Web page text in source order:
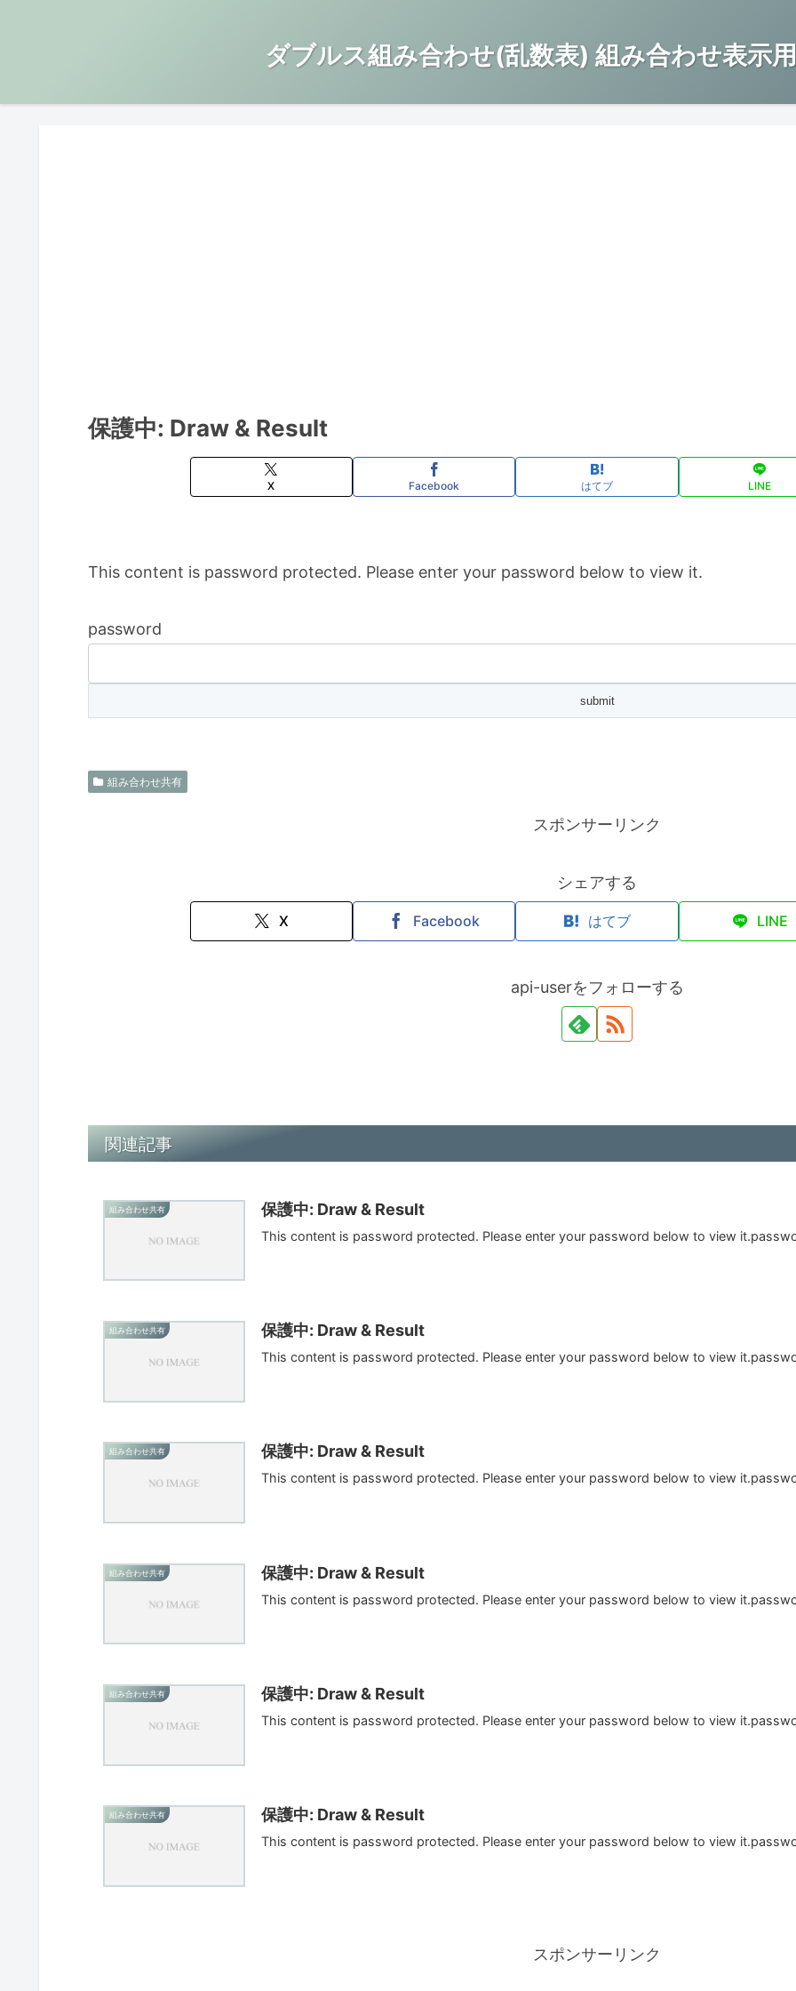
ダブルス組み合わせ(乱数表) 組み合わせ表示
保護中: Draw & Result
X Facebook はてブ LINE
This content is password protected. Please enter your password below to view it.
password
組み合わせ共有
スポンサーリンク
シェアする
X Facebook はてブ LINE
api-userをフォローする
関連記事
組み合わせ共有 保護中: Draw & Result
This content is password protected. Please enter your password below to view
組み合わせ共有 保護中: Draw & Result
This content is password protected. Please enter your password below to view
組み合わせ共有 保護中: Draw & Result
This content is password protected. Please enter your password below to view
組み合わせ共有 保護中: Draw & Result
This content is password protected. Please enter your password below to view
組み合わせ共有 保護中: Draw & Result
This content is password protected. Please enter your password below to view
組み合わせ共有 保護中: Draw & Result
This content is password protected. Please enter your password below to view
スポンサーリンク